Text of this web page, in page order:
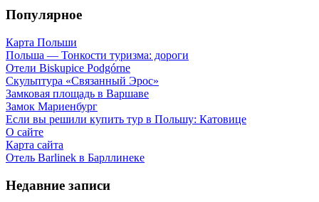
Популярное
Карта Польши
Польша — Тонкости туризма: дороги
Отели Biskupice Podgórne
Скульптура «Связанный Эрос»
Замковая площадь в Варшаве
Замок Мариенбург
Если вы решили купить тур в Польшу: Катовице
О сайте
Карта сайта
Отель Barlinek в Барллинеке
Недавние записи